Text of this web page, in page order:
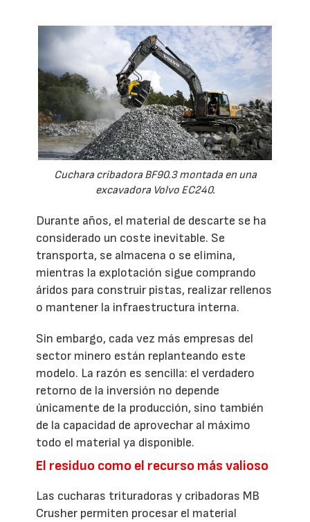
Cuchara cribadora BF90.3 montada en una
excavadora Volvo EC240.
Durante años, el material de descarte se ha
considerado un coste inevitable. Se
transporta, se almacena o se elimina,
mientras la explotación sigue comprando
áridos para construir pistas, realizar rellenos
o mantener la infraestructura interna.
Sin embargo, cada vez más empresas del
sector minero están replanteando este
modelo. La razón es sencilla: el verdadero
retorno de la inversión no depende
únicamente de la producción, sino también
de la capacidad de aprovechar al máximo
todo el material ya disponible.
El residuo como el recurso más valioso
Las cucharas trituradoras y cribadoras MB
Crusher permiten procesar el material